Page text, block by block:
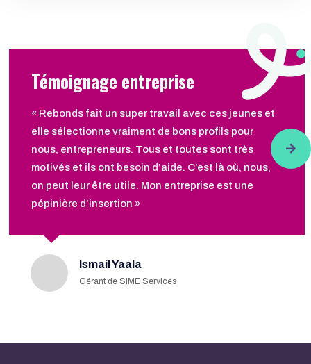
Témoignage entreprise
« Rebonds fait un super travail avec ces jeunes et
elle sélectionne vraiment de bons profils pour
nous, entrepreneurs. Tous et toutes sont très
motivés et ils ont besoin d’aide. C’est là où, nous,
on peut leur être utile. Mon entreprise est une
pépinière d’insertion »
Ismail Yaala
Gérant de SIME Services